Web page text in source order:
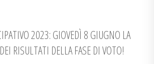
2023: GIOVEDÌ 8 GIUGNO LA
RISULTATI DELLA FASE DI VOTO!